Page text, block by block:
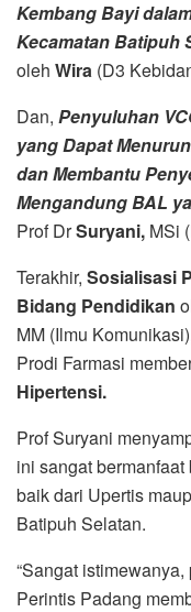
Kembang Bayi
Kecamatan Batipuh
oleh Wira (D3
Dan, Penyuluhan
yang Dapat
dan Membantu
Mengandung BAL
Prof DrSuryani, MSi
Terakhir, Sosialisasi
Bidang Pendidikan
MM (Ilmu
Prodi Farmasi
Hipertensi.
Prof Suryani
ini sangat
baik dari Upertis
Batipuh Selatan.
“Sangat
Perintis Padang